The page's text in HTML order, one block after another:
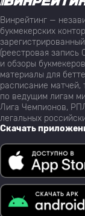
Винрейтинг —
букмекерских
(реестровая
и обзоры
материалы для
расписание матчей,
по ведущим лигам
Лига Чемпионов,
легальных
Скачать